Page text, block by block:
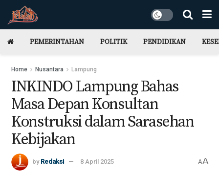
PEMERINTAHAN POLITIK PENDIDIKAN
Home Nusantara Lampung
INKINDO Lampung Bahas
Masa Depan Konsultan
Konstruksi dalam Sarasehan
Kebijakan
by Redaksi 8 April 2025 AA